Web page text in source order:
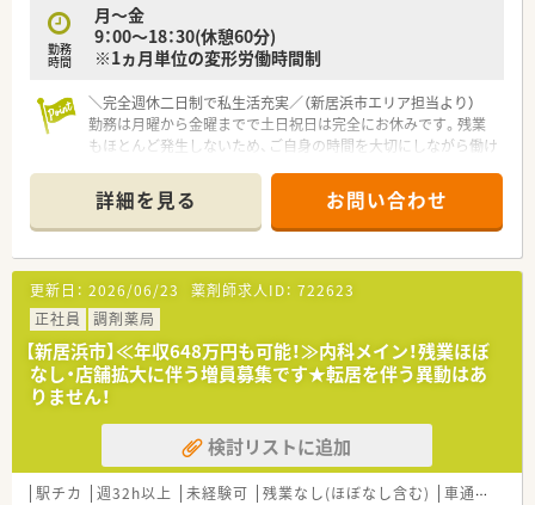
勤務
時間
月～金
9：00～18：30(休憩60分)
※1ヵ月単位の変形労働時間制
＼完全週休二日制で私生活充実／（新居浜市エリア担当より）
勤務は月曜から金曜までで土日祝日は完全にお休みです。残業
もほとんど発生しないため、ご自身の時間を大切にしながら働け
＊------------------------------------------＊
【店舗情報と応需状況について】
■多喜浜駅から車で10分ほどの場所に位置し、近隣の総合病院
から1日に約50枚の処方箋を応需している店舗です。
■開局時間は月曜日から金曜日までの午前9時から午後6時30分
までとなっており、土日および祝日はお休みです。
■現在は正社員の薬剤師が1名とパート従業員が1名在籍してお
り、少人数で協力しながら日々の業務に取り組んでいます。
【法人特徴】
■愛媛県内にて店舗展開中の地元企業。新居浜市に多く店舗を
構えられ、四国中央市・松山市にも店舗がございます。
■各自で外部の研修に参加したり、各店舗でも勉強会を開くなど
しており、より専門性の高い相談にも対応できるよう資格取得さ
詳細を見る お問い合わせ
更新日： 2026/06/23 薬剤師求人ID： 722623
正社員
調剤薬局
【新居浜市】≪年収648万円も可能！≫内科メイン！残業ほぼ
なし・店舗拡大に伴う増員募集です★転居を伴う異動はあ
りません！
検討リストに追加
駅チカ 週32h以上 未経験可 残業なし(ほぼなし含む) 車通勤可